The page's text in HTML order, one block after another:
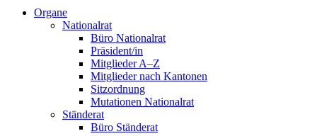
Organe
Nationalrat
Büro Nationalrat
Präsident/in
Mitglieder A–Z
Mitglieder nach Kantonen
Sitzordnung
Mutationen Nationalrat
Ständerat
Büro Ständerat